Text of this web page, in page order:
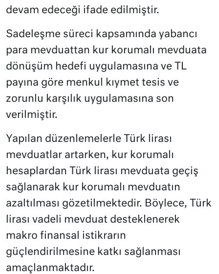
devam edeceği ifade edilmiştir.
Sadeleşme süreci kapsamında yabancı
para mevduattan kur korumalı mevduata
dönüşüm hedefi uygulamasına ve TL
payına göre menkul kıymet tesis ve
zorunlu karşılık uygulamasına son
verilmiştir.
Yapılan düzenlemelerle Türk lirası
mevduatlar artarken, kur korumalı
hesaplardan Türk lirası mevduata geçiş
sağlanarak kur korumalı mevduatın
azaltılması gözetilmektedir. Böylece, Türk
lirası vadeli mevduat desteklenerek
makro finansal istikrarın
güçlendirilmesine katkı sağlanması
amaçlanmaktadır.